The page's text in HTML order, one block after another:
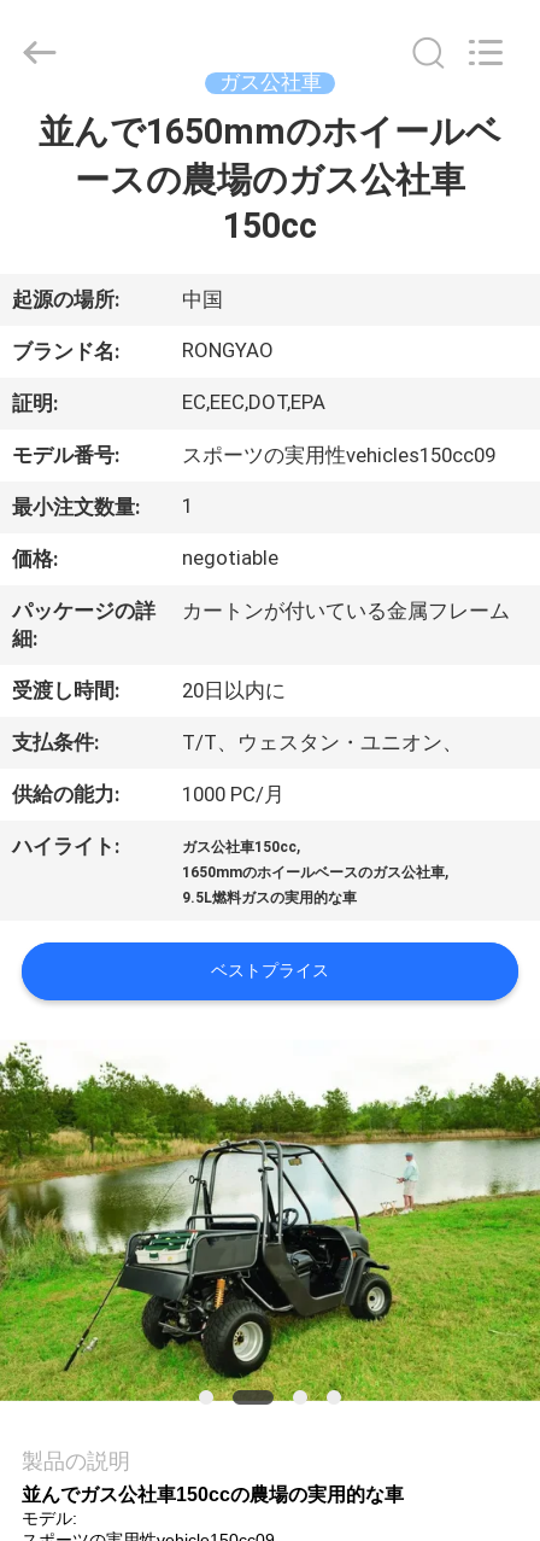
ダ
ク
ト
私
達
つ
い
て
工
場
行
品
質
管
理
私
達
に
絡
し
Shanghai
Rongyao
Reserved.
ガス公社車
並んで1650mmのホイールベ
ースの農場のガス公社車
150cc
起源の場所: 中国
ブランド名: RONGYAO
証明: EC,EEC,DOT,EPA
モデル番号: スポーツの実用性vehicles150cc09
最小注文数量: 1
価格: negotiable
パッケージの詳
細:
カートンが付いている金属フレーム
受渡し時間: 20日以内に
支払条件: T/T、ウェスタン・ユニオン、
供給の能力: 1000 PC/月
ハイライト: ガス公社車150cc,
1650mmのホイールベースのガス公社車,
9.5L燃料ガスの実用的な車
ベストプライス
製品の説明
並んでガス公社車150ccの農場の実用的な車
モデル: